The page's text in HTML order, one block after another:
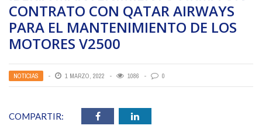
CONTRATO CON QATAR AIRWAYS
PARA EL MANTENIMIENTO DE LOS
MOTORES V2500
NOTICIAS 1 MARZO, 2022 1086 0
COMPARTIR: